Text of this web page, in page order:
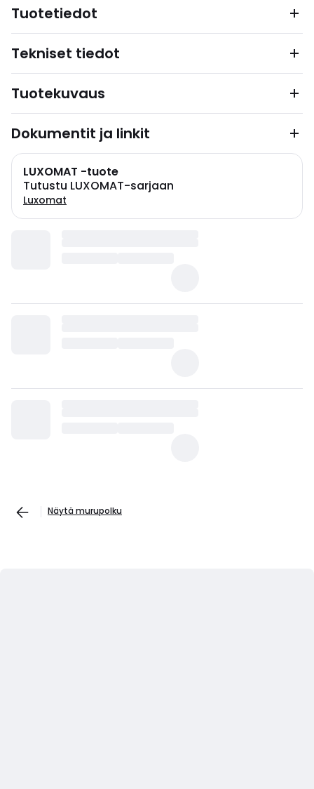
Tuotetiedot
Tekniset tiedot
Tuotekuvaus
Dokumentit ja linkit
LUXOMAT -tuote
Tutustu LUXOMAT-sarjaan
Luxomat
Näytä murupolku